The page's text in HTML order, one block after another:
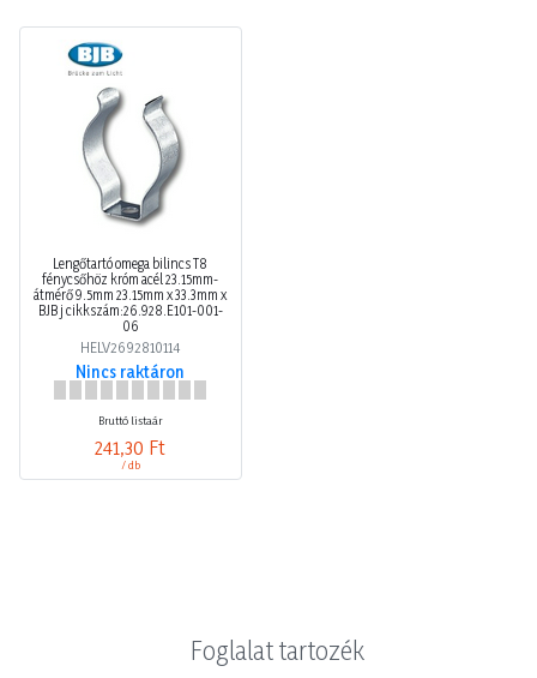
Lengőtartó omega bilincs T8
fénycsőhöz króm acél 23.15mm-
átmérő 9.5mm 23.15mm x 33.3mm x
BJB j cikkszám:26.928.E101-001-
06
HELV2692810114
Nincs raktáron
Bruttó listaár
241,30 Ft
/ db
Foglalat tartozék